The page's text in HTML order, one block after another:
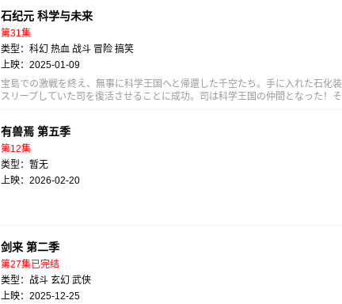
石纪元 科学与未来
第31集
类型：科幻 热血 战斗 冒险 搞笑
上映：2025-01-09
宝島での激戦を終え、無事に科学王国へと帰還した千空たち。手に入れた石化
スリープしていた司を復活させることに成功。司は科学王国の仲間となった！
の黒幕・ホワイマンの本拠地が“月”であることを突き止めた千空たちは、月を
宙船の素材を集める為、ペルセウス号で大海原へと飛び出した千空たち。復活液
量のコーンを求め、最初の目的地・アメリカ大陸を目指す。勇気、結束、科学力
大航海の先に、千空たちを揺るがす脅威が待ち構えていた──!!遂に、千空たちの
して宇宙へ向けて動き出す！人類の未来を救う為、千空は仲間と共に全力で科学
ていく!!
有兽焉 第五季
第12集
类型：暂无
上映：2026-02-20
剑来 第二季
第27集已完结
类型：战斗 玄幻 武侠
上映：2025-12-25